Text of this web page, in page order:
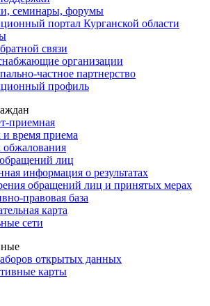
семинары, форумы
портал Курганской области
связи
организации
частное партнерство
профиль
приемная
и время приема
обжалования
лиц
информация о результатах
обращений лиц и принятых мерах
правовая база
карта
сети
открытых данных
карты